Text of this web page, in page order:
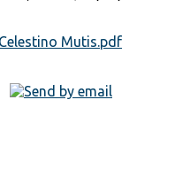
Mutis.pdf